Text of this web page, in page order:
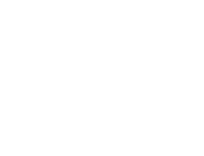
সাচিং প্রু জেরী